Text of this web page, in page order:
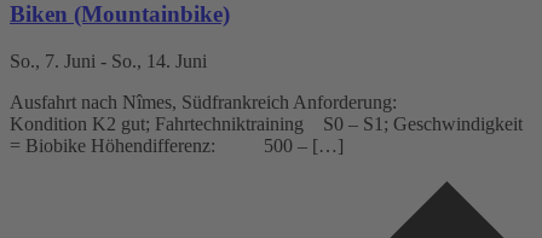
Biken (Mountainbike)
So., 7. Juni - So., 14. Juni
Ausfahrt nach Nîmes, Südfrankreich Anforderung:
Kondition K2 gut; Fahrtechniktraining S0 – S1; Geschwindigkeit
= Biobike Höhendifferenz: 500 – […]